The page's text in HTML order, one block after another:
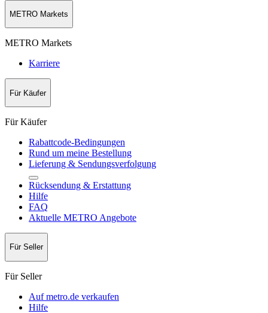
METRO Markets
METRO Markets
Karriere
Für Käufer
Für Käufer
Rabattcode-Bedingungen
Rund um meine Bestellung
Lieferung & Sendungsverfolgung
Rücksendung & Erstattung
Hilfe
FAQ
Aktuelle METRO Angebote
Für Seller
Für Seller
Auf metro.de verkaufen
Hilfe